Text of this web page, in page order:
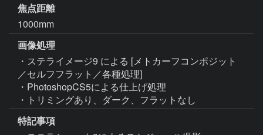
焦点距離
1000mm
画像処理
・ステライメージ9 による [メトカーフコンポジット
／セルフフラット／各種処理]
・PhotoshopCS5による仕上げ処理
・トリミングあり、ダーク、フラットなし
特記事項